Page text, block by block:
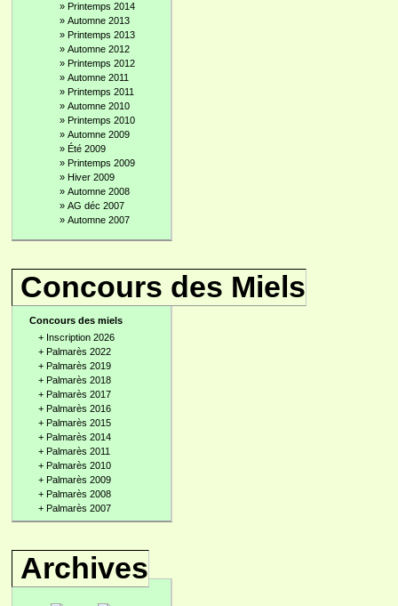
» Printemps 2014
» Automne 2013
» Printemps 2013
» Automne 2012
» Printemps 2012
» Automne 2011
» Printemps 2011
» Automne 2010
» Printemps 2010
» Automne 2009
» Été 2009
» Printemps 2009
» Hiver 2009
» Automne 2008
» AG déc 2007
» Automne 2007
Concours des Miels
Concours des miels
+ Inscription 2026
+ Palmarès 2022
+ Palmarès 2019
+ Palmarès 2018
+ Palmarès 2017
+ Palmarès 2016
+ Palmarès 2015
+ Palmarès 2014
+ Palmarès 2011
+ Palmarès 2010
+ Palmarès 2009
+ Palmarès 2008
+ Palmarès 2007
Archives